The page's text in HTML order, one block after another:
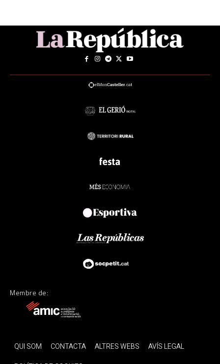
Membre de:
QUI SOM CONTACTA ALTRES WEBS
AVÍS LEGAL